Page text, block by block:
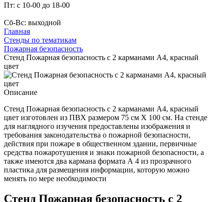
Пт: с 10-00 до 18-00
Сб-Вс: выходной
Главная
Стенды по тематикам
Пожарная безопасность
Стенд Пожарная безопасность с 2 карманами А4, красный
цвет
Описание
Стенд Пожарная безопасность с 2 карманами А4, красный
цвет изготовлен из ПВХ размером 75 см Х 100 см. На стенде
для наглядного изучения предоставлены изображения и
требования законодательства о пожарной безопасности,
действия при пожаре в общественном здании, первичные
средства пожаротушения и знаки пожарной безопасности, а
также имеются два кармана формата А 4 из прозрачного
пластика для размещения информации, которую можно
менять по мере необходимости
Стенд Пожарная безопасность с 2